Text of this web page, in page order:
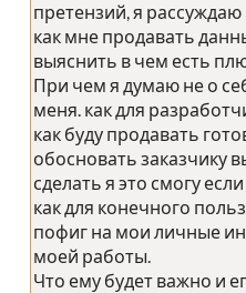
претензий, я
как мне продавать
выяснить в чем есть
При чем я думаю не о
меня. как для
как буду продавать
обосновать заказчику
сделать я это смогу
как для конечного
пофиг на мои личные
моей работы.
Что ему будет важно и